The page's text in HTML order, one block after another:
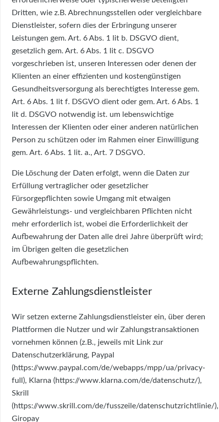
Dritten, wie z.B. Abrechnungsstellen oder vergleichbare
Dienstleister, sofern dies der Erbringung unserer
Leistungen gem. Art. 6 Abs. 1 lit b. DSGVO dient,
gesetzlich gem. Art. 6 Abs. 1 lit c. DSGVO
vorgeschrieben ist, unseren Interessen oder denen der
Klienten an einer effizienten und kostengünstigen
Gesundheitsversorgung als berechtigtes Interesse gem.
Art. 6 Abs. 1 lit f. DSGVO dient oder gem. Art. 6 Abs. 1
lit d. DSGVO notwendig ist. um lebenswichtige
Interessen der Klienten oder einer anderen natürlichen
Person zu schützen oder im Rahmen einer Einwilligung
gem. Art. 6 Abs. 1 lit. a., Art. 7 DSGVO.
Die Löschung der Daten erfolgt, wenn die Daten zur
Erfüllung vertraglicher oder gesetzlicher
Fürsorgepflichten sowie Umgang mit etwaigen
Gewährleistungs- und vergleichbaren Pflichten nicht
mehr erforderlich ist, wobei die Erforderlichkeit der
Aufbewahrung der Daten alle drei Jahre überprüft wird;
im Übrigen gelten die gesetzlichen
Aufbewahrungspflichten.
Externe Zahlungsdienstleister
Wir setzen externe Zahlungsdienstleister ein, über deren
Plattformen die Nutzer und wir Zahlungstransaktionen
vornehmen können (z.B., jeweils mit Link zur
Datenschutzerklärung, Paypal
(https://www.paypal.com/de/webapps/mpp/ua/privacy-
full), Klarna (https://www.klarna.com/de/datenschutz/),
Skrill
(https://www.skrill.com/de/fusszeile/datenschutzrichtlinie/),
Giropay